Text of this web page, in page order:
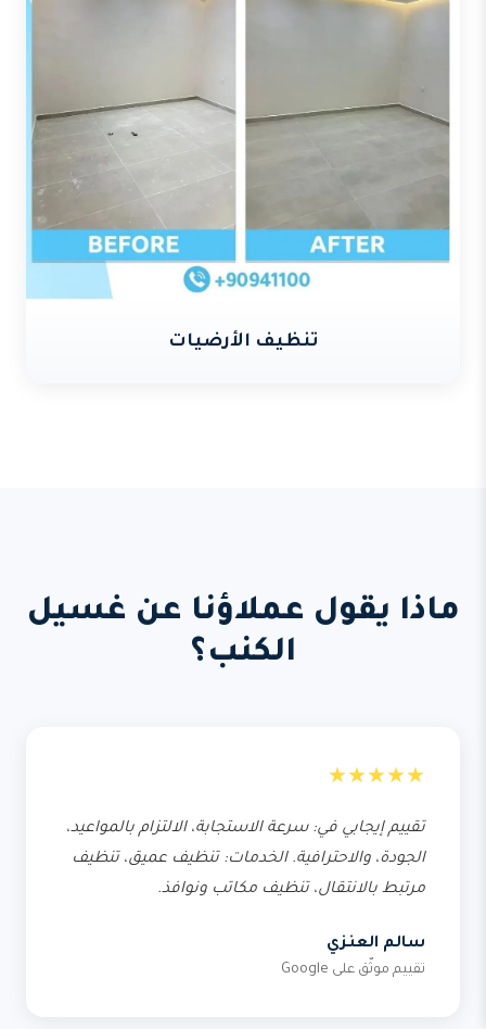
تنظيف الأرضيات
ماذا يقول عملاؤنا عن غسيل
الكنب؟
★★★★★
تقييم إيجابي في: سرعة الاستجابة، الالتزام بالمواعيد،
الجودة، والاحترافية. الخدمات: تنظيف عميق، تنظيف
مرتبط بالانتقال، تنظيف مكاتب ونوافذ.
سالم العنزي
تقييم موثّق على Google